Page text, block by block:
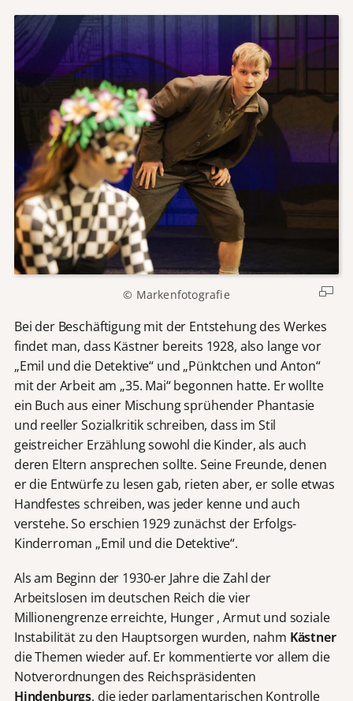
© Markenfotografie
Bei der Beschäftigung mit der Entstehung des Werkes
findet man, dass Kästner bereits 1928, also lange vor
„Emil und die Detektive“ und „Pünktchen und Anton“
mit der Arbeit am „35. Mai“ begonnen hatte. Er wollte
ein Buch aus einer Mischung sprühender Phantasie
und reeller Sozialkritik schreiben, dass im Stil
geistreicher Erzählung sowohl die Kinder, als auch
deren Eltern ansprechen sollte. Seine Freunde, denen
er die Entwürfe zu lesen gab, rieten aber, er solle etwas
Handfestes schreiben, was jeder kenne und auch
verstehe. So erschien 1929 zunächst der Erfolgs-
Kinderroman „Emil und die Detektive“.
Als am Beginn der 1930-er Jahre die Zahl der
Arbeitslosen im deutschen Reich die vier
Millionengrenze erreichte, Hunger , Armut und soziale
Instabilität zu den Hauptsorgen wurden, nahm Kästner
die Themen wieder auf. Er kommentierte vor allem die
Notverordnungen des Reichspräsidenten
Hindenburgs, die jeder parlamentarischen Kontrolle